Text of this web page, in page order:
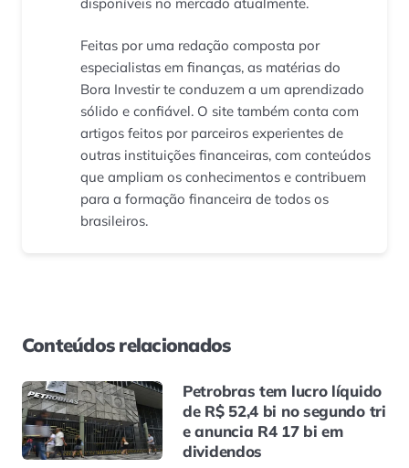
Feitas por uma redação composta por
especialistas em finanças, as matérias do
Bora Investir te conduzem a um aprendizado
sólido e confiável. O site também conta com
artigos feitos por parceiros experientes de
outras instituições financeiras, com conteúdos
que ampliam os conhecimentos e contribuem
para a formação financeira de todos os
brasileiros.
Conteúdos relacionados
Petrobras tem lucro líquido
de R$ 52,4 bi no segundo tri
e anuncia R4 17 bi em
dividendos